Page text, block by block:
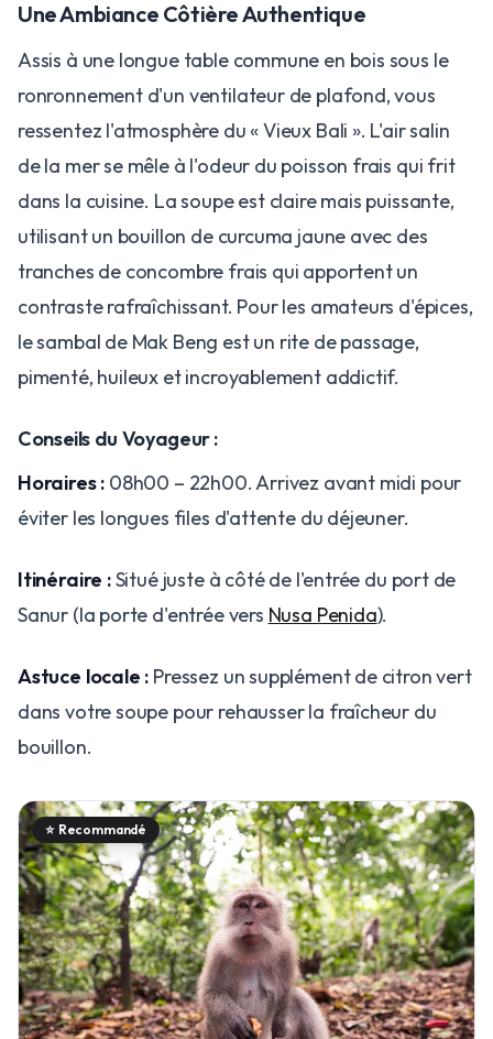
Une Ambiance Côtière Authentique
Assis à une longue table commune en bois sous le
ronronnement d'un ventilateur de plafond, vous
ressentez l'atmosphère du « Vieux Bali ». L'air salin
de la mer se mêle à l'odeur du poisson frais qui frit
dans la cuisine. La soupe est claire mais puissante,
utilisant un bouillon de curcuma jaune avec des
tranches de concombre frais qui apportent un
contraste rafraîchissant. Pour les amateurs d'épices,
le sambal de Mak Beng est un rite de passage,
pimenté, huileux et incroyablement addictif.
Conseils du Voyageur :
Horaires : 08h00 – 22h00. Arrivez avant midi pour
éviter les longues files d'attente du déjeuner.
Itinéraire :Situé juste à côté de l'entrée du port de
Sanur (la porte d'entrée vers Nusa Penida).
Astuce locale : Pressez un supplément de citron vert
dans votre soupe pour rehausser la fraîcheur du
bouillon.
⭐ Recommandé